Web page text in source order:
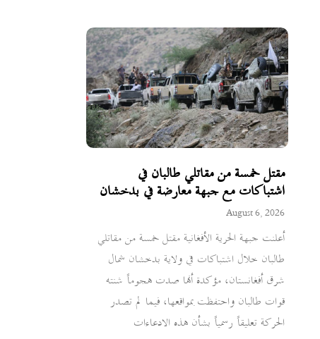
مقتل خمسة من مقاتلي طالبان في
اشتباكات مع جبهة معارضة في بدخشان
August 6, 2026
أعلنت جبهة الحرية الأفغانية مقتل خمسة من مقاتلي
طالبان خلال اشتباكات في ولاية بدخشان شمال
شرق أفغانستان، مؤكدة أنها صدت هجوماً شنته
قوات طالبان واحتفظت بمواقعها، فيما لم تصدر
الحركة تعليقاً رسمياً بشأن هذه الادعاءات